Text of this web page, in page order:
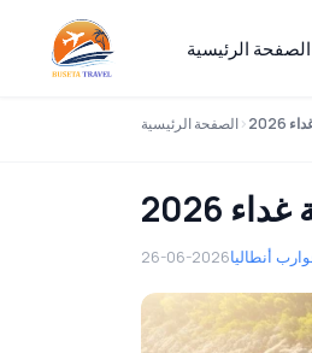
الصفحة الرئيسية
الصفحة الرئيسية
2026
26-06-2026أنطاليا